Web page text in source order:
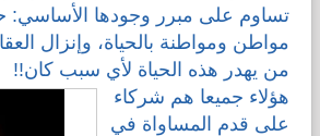
تساوم على مبرر وجودها الأساسي:
مواطن ومواطنة بالحياة، وإنزال
من يهدر هذه الحياة لأي سبب كان!!
هؤلاء جميعا هم شركاء
على قدم المساواة في